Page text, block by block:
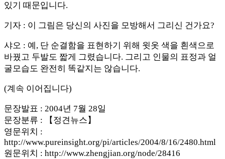
있기 때문입니다.
기자 : 이 그림은 당신의 사진을 모방해서 그리신 건가요?
샤오 : 예, 단 순결함을 표현하기 위해 윗옷 색을 흰색으로
바꿨고 두발도 짧게 그렸습니다. 그리고 인물의 표정과 얼
굴모습도 완전히 똑같지는 않습니다.
(계속 이어집니다)
문장발표 : 2004년 7월 28일
문장분류 : 【정견뉴스】
영문위치 :
http://www.pureinsight.org/pi/articles/2004/8/16/2480.html
원문위치 : http://www.zhengjian.org/node/28416